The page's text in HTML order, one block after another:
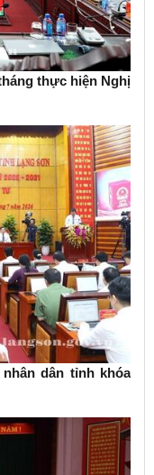
thực hiện Nghị
dân tỉnh khóa